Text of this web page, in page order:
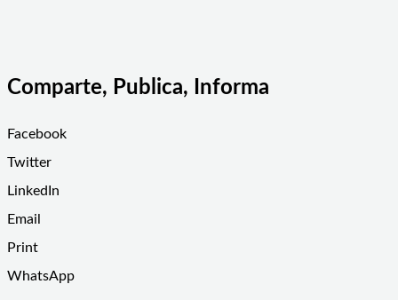
Comparte, Publica, Informa
Facebook
Twitter
LinkedIn
Email
Print
WhatsApp